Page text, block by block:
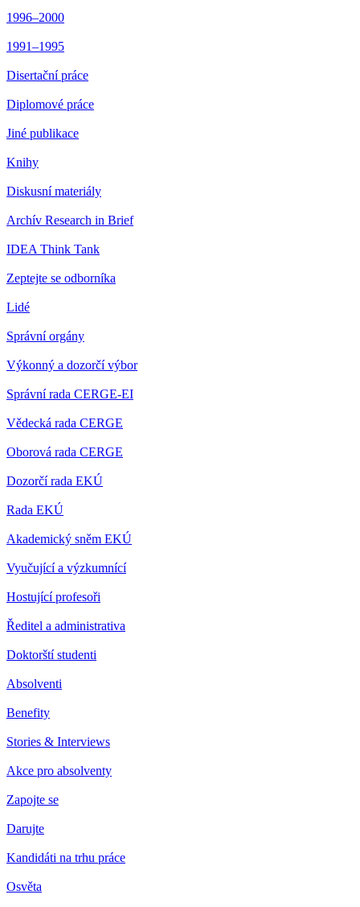
1996–2000
1991–1995
Disertační práce
Diplomové práce
Jiné publikace
Knihy
Diskusní materiály
Archív Research in Brief
IDEA Think Tank
Zeptejte se odborníka
Lidé
Správní orgány
Výkonný a dozorčí výbor
Správní rada CERGE-EI
Vědecká rada CERGE
Oborová rada CERGE
Dozorčí rada EKÚ
Rada EKÚ
Akademický sněm EKÚ
Vyučující a výzkumnící
Hostující profesoři
Ředitel a administrativa
Doktorští studenti
Absolventi
Benefity
Stories & Interviews
Akce pro absolventy
Zapojte se
Darujte
Kandidáti na trhu práce
Osvěta